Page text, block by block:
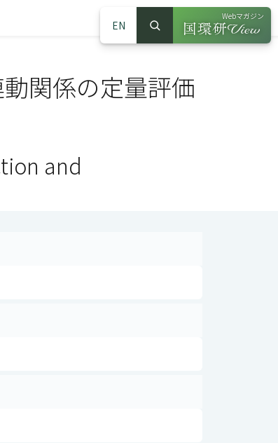
EN
サイト内検索
検索
Webマガジン
（別ウインドウ
関係の定量評価
and